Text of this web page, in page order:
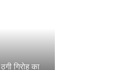
गिरोह का